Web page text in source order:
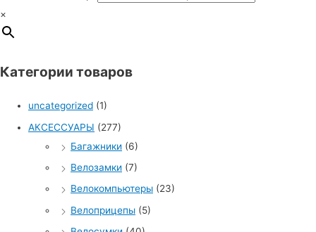
×
Категории товаров
uncategorized (1)
АКСЕССУАРЫ (277)
Багажники (6)
Велозамки (7)
Велокомпьютеры (23)
Велоприцепы (5)